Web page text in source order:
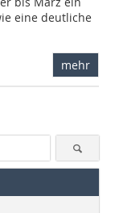
eine deutliche
mehr